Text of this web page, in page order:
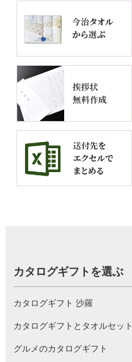
カタログギフトを選ぶ
カタログギフト 沙羅
カタログギフトとタオルセット
グルメのカタログギフト